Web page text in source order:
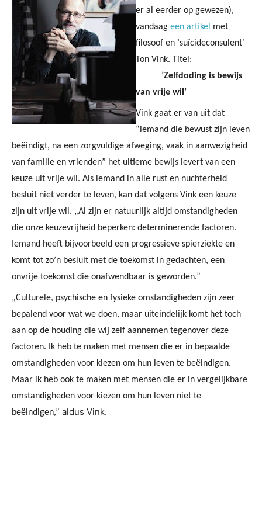
er al eerder op gewezen),
vandaag een artikel met
filosoof en ‘suïcideconsulent’
Ton Vink. Titel:
’Zelfdoding is bewijs
van vrije wil’
Vink gaat er van uit dat
“iemand die bewust zijn leven
beëindigt, na een zorgvuldige afweging, vaak in aanwezigheid
van familie en vrienden” het ultieme bewijs levert van een
keuze uit vrije wil. Als iemand in alle rust en nuchterheid
besluit niet verder te leven, kan dat volgens Vink een keuze
zijn uit vrije wil. „Al zijn er natuurlijk altijd omstandigheden
die onze keuzevrijheid beperken: determinerende factoren.
Iemand heeft bijvoorbeeld een progressieve spierziekte en
komt tot zo’n besluit met de toekomst in gedachten, een
onvrije toekomst die onafwendbaar is geworden.”
„Culturele, psychische en fysieke omstandigheden zijn zeer
bepalend voor wat we doen, maar uiteindelijk komt het toch
aan op de houding die wij zelf aannemen tegenover deze
factoren. Ik heb te maken met mensen die er in bepaalde
omstandigheden voor kiezen om hun leven te beëindigen.
Maar ik heb ook te maken met mensen die er in vergelijkbare
omstandigheden voor kiezen om hun leven niet te
beëindigen,” aldus Vink.